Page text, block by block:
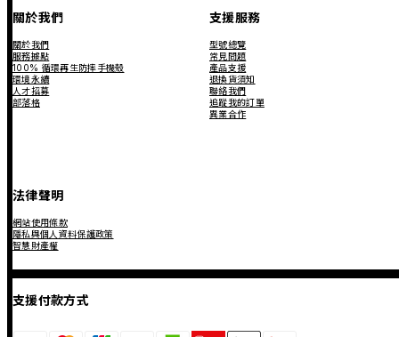
關於我們
關於我們
服務據點
100% 循環再生防摔手機殼
環境永續
人才招募
部落格
支援服務
型號總覽
常見問題
產品支援
退換貨須知
聯絡我們
追蹤我的訂單
異業合作
法律聲明
網站使用條款
隱私與個人資料保護政策
智慧財產權
支援付款方式